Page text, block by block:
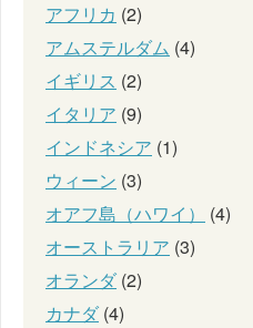
アフリカ (2)
アムステルダム (4)
イギリス (2)
イタリア (9)
インドネシア (1)
ウィーン (3)
オアフ島（ハワイ）
(4)
オーストラリア (3)
オランダ(2)
カナダ(4)